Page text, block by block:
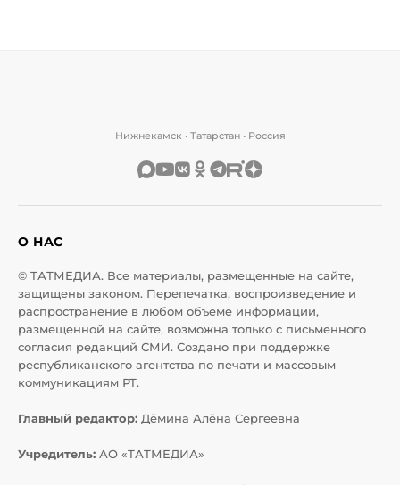
Нижнекамск • Татарстан • Россия
О НАС
© ТАТМЕДИА. Все материалы, размещенные на сайте,
защищены законом. Перепечатка, воспроизведение и
распространение в любом объеме информации,
размещенной на сайте, возможна только с письменного
согласия редакций СМИ. Создано при поддержке
республиканского агентства по печати и массовым
коммуникациям РТ.
Главный редактор: Дёмина Алёна Сергеевна
Учредитель: АО «ТАТМЕДИА»